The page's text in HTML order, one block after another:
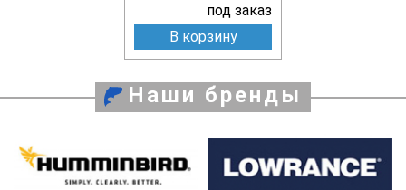
под заказ
В корзину
Наши бренды